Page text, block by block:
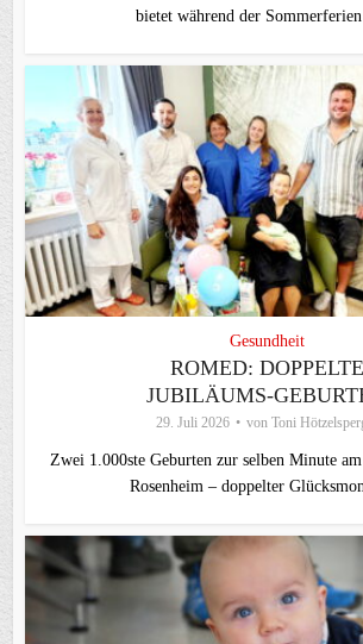
bietet während der Sommerferien
Gesundheit
ROMED: DOPPELTE
JUBILÄUMS-
29. Juli 2026 von Toni
Zwei 1.000ste Geburten zur selben Minute
Rosenheim – doppelter